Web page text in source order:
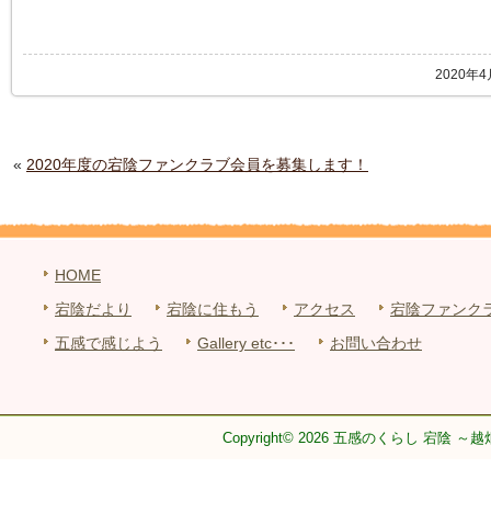
2020年4
« 2020年度の宕陰ファンクラブ会員を募集します！
HOME
宕陰だより
宕陰に住もう アクセス
宕陰ファンク
五感で感じよう
Gallery etc･･･ お問い合わせ
Copyright© 2026 五感のくらし 宕陰 ～